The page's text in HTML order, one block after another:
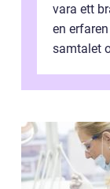
vara ett
en
samtalet